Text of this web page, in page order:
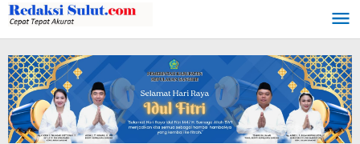
Lewati
ke
konten